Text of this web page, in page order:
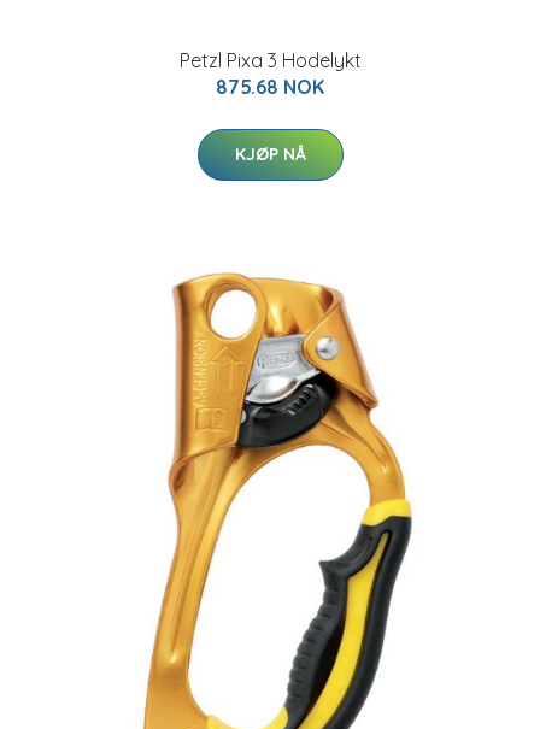
Petzl Pixa 3 Hodelykt
875.68 NOK
KJØP NÅ